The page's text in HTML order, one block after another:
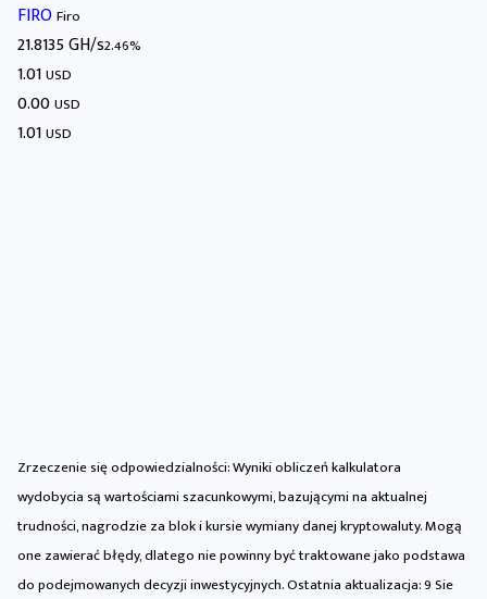
FIROFiro
21.8135 GH/s2.46%
1.01USD
0.00USD
1.01USD
Zrzeczenie się odpowiedzialności: Wyniki obliczeń kalkulatora
wydobycia są wartościami szacunkowymi, bazującymi na aktualnej
trudności, nagrodzie za blok i kursie wymiany danej kryptowaluty. Mogą
one zawierać błędy, dlatego nie powinny być traktowane jako podstawa
do podejmowanych decyzji inwestycyjnych. Ostatnia aktualizacja:9 Sie